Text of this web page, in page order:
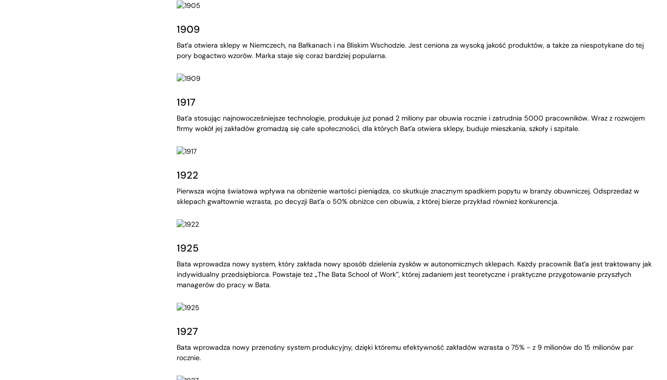
1909
Bat’a otwiera sklepy w Niemczech, na Bałkanach i na Bliskim Wschodzie. Jest ceniona za wysoką jakość produktów, a także za niespotykane do tej
pory bogactwo wzorów. Marka staje się coraz bardziej popularna.
1917
Bat’a stosując najnowocześniejsze technologie, produkuje już ponad 2 miliony par obuwia rocznie i zatrudnia 5000 pracowników. Wraz z rozwojem
firmy wokół jej zakładów gromadzą się całe społeczności, dla których Bat’a otwiera sklepy, buduje mieszkania, szkoły i szpitale.
1922
Pierwsza wojna światowa wpływa na obniżenie wartości pieniądza, co skutkuje znacznym spadkiem popytu w branży obuwniczej. Odsprzedaż w
sklepach gwałtownie wzrasta, po decyzji Bat’a o 50% obniżce cen obuwia, z której bierze przykład również konkurencja.
1925
Bata wprowadza nowy system, który zakłada nowy sposób dzielenia zysków w autonomicznych sklepach. Każdy pracownik Bat’a jest traktowany jak
indywidualny przedsiębiorca. Powstaje też „The Bata School of Work”, której zadaniem jest teoretyczne i praktyczne przygotowanie przyszłych
managerów do pracy w Bata.
1927
Bata wprowadza nowy przenośny system produkcyjny, dzięki któremu efektywność zakładów wzrasta o 75% - z 9 milionów do 15 milionów par
rocznie.